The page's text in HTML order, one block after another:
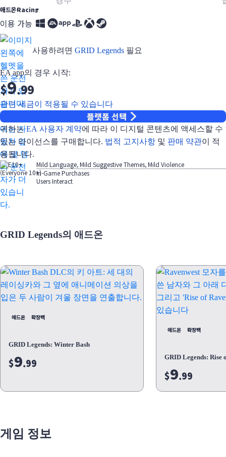
애드온Racing
이용 가능
사용하려면 GRID Legends 필요
EA app의 경우 시작:
$9.99
관련 세금이 적용될 수 있습니다
플랫폼 선택
귀하는EA 사용자 계약에 따라 이 디지털 콘텐츠에 액세스할 수
있는 라이선스를 구매합니다. 법적 고지사항 및 판매 약관이 적
용됩니다.
Mild Language, Mild Suggestive Themes, Mild Violence
In-Game Purchases
Users Interact
GRID Legends의 애드온
애드온 확장팩
GRID Legends: Winter Bash
$9.99
애드온 확장팩
GRID Legends: Rise
$9.99
게임 정보